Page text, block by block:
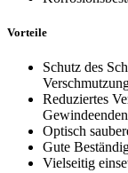
Vorteile
Schutz des
Reduziertes
Gewindeenden
Optisch
Gute
Vielseitig